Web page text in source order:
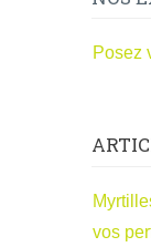
Posez
vos